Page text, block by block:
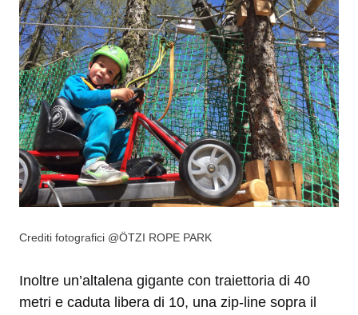
Crediti fotografici @ÖTZI ROPE PARK
Inoltre un’altalena gigante con traiettoria di 40
metri e caduta libera di 10, una zip-line sopra il